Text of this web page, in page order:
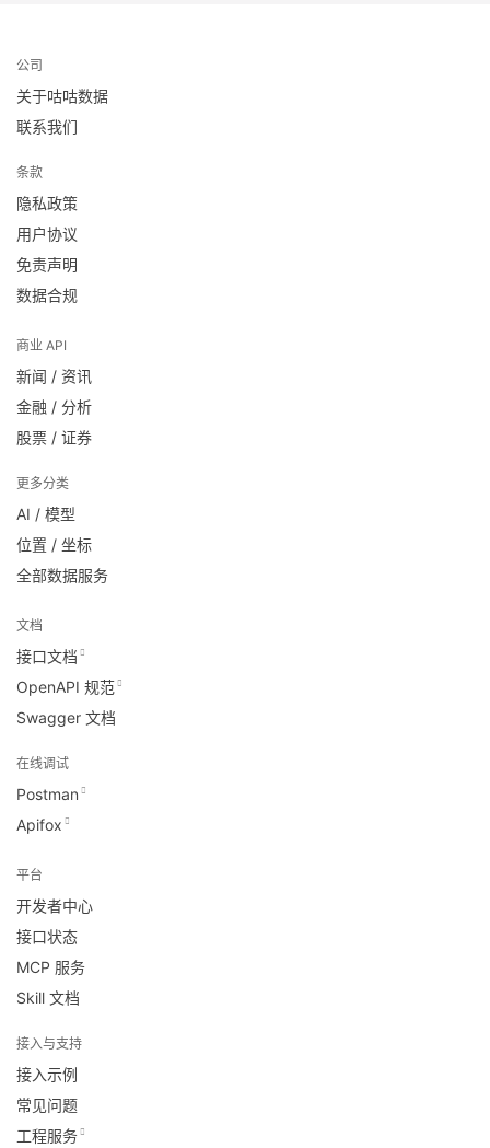
公司
关于咕咕数据
联系我们
条款
隐私政策
用户协议
免责声明
数据合规
商业 API
新闻 / 资讯
金融 / 分析
股票 / 证券
更多分类
AI / 模型
位置 / 坐标
全部数据服务
文档
接口文档
OpenAPI 规范
Swagger 文档
在线调试
Postman
Apifox
平台
开发者中心
接口状态
MCP 服务
Skill 文档
接入与支持
接入示例
常见问题
工程服务